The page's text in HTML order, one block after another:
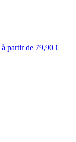
à partir de 79,90 €